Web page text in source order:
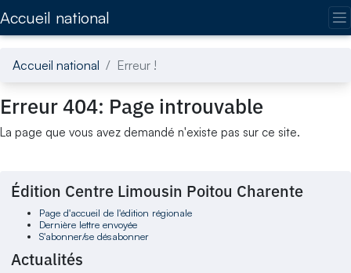
Accueil national
Accueil national Erreur !
Erreur 404: Page introuvable
La page que vous avez demandé n'existe pas sur ce site.
Édition Centre Limousin Poitou Charente
Page d'accueil de l'édition régionale
Dernière lettre envoyée
S'abonner/se désabonner
Actualités